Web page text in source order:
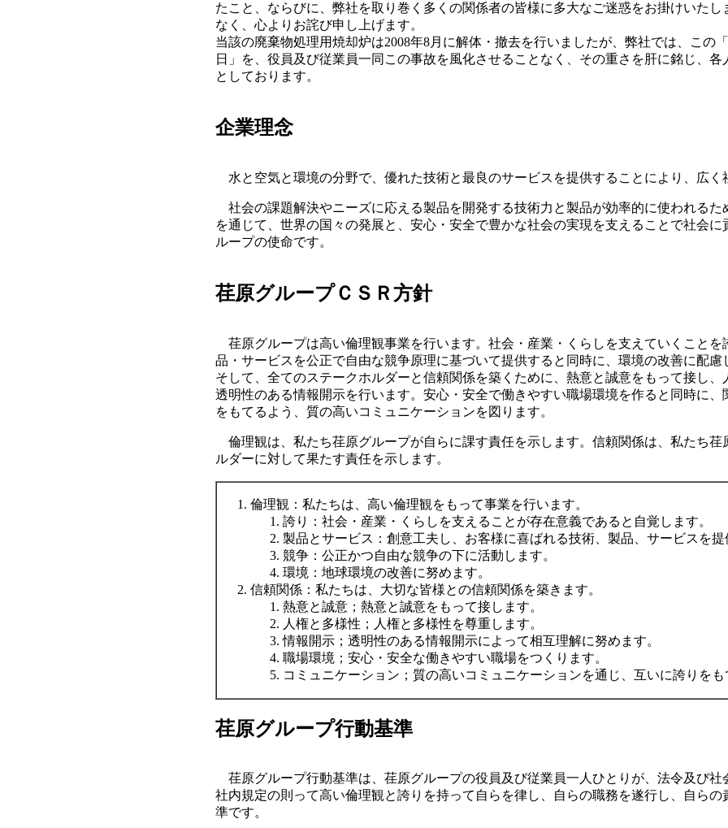
たこと、ならびに、弊社を取り巻く多くの関係者の皆様に多大なご迷惑をお掛けいたし
なく、心よりお詫び申し上げます。
当該の廃棄物処理用焼却炉は2008年8月に解体・撤去を行いましたが、弊社では、この
日」を、役員及び従業員一同この事故を風化させることなく、その重さを肝に銘じ、各
としております。
企業理念
水と空気と環境の分野で、優れた技術と最良のサービスを提供することにより、広く
社会の課題解決やニーズに応える製品を開発する技術力と製品が効率的に使われるた
を通じて、世界の国々の発展と、安心・安全で豊かな社会の実現を支えることで社会に
ループの使命です。
荏原グループＣＳＲ方針
荏原グループは高い倫理観事業を行います。社会・産業・くらしを支えていくことを
品・サービスを公正で自由な競争原理に基づいて提供すると同時に、環境の改善に配慮
そして、全てのステークホルダーと信頼関係を築くために、熱意と誠意をもって接し、
透明性のある情報開示を行います。安心・安全で働きやすい職場環境を作ると同時に、
をもてるよう、質の高いコミュニケーションを図ります。
倫理観は、私たち荏原グループが自らに課す責任を示します。信頼関係は、私たち荏
ルダーに対して果たす責任を示します。
倫理観：私たちは、高い倫理観をもって事業を行います。
誇り：社会・産業・くらしを支えることが存在意義であると自覚します。
製品とサービス：創意工夫し、お客様に喜ばれる技術、製品、サービスを提
競争：公正かつ自由な競争の下に活動します。
環境：地球環境の改善に努めます。
信頼関係：私たちは、大切な皆様との信頼関係を築きます。
熱意と誠意；熱意と誠意をもって接します。
人権と多様性；人権と多様性を尊重します。
情報開示；透明性のある情報開示によって相互理解に努めます。
職場環境；安心・安全な働きやすい職場をつくります。
コミュニケーション；質の高いコミュニケーションを通じ、互いに誇りをも
荏原グループ行動基準
荏原グループ行動基準は、荏原グループの役員及び従業員一人ひとりが、法令及び社
社内規定の則って高い倫理観と誇りを持って自らを律し、自らの職務を遂行し、自らの
準です。